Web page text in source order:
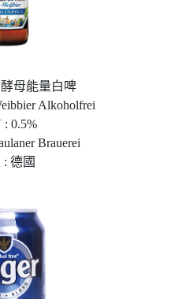
母能量白啤
Alkoholfrei
0.5%
Brauerei
: 德國